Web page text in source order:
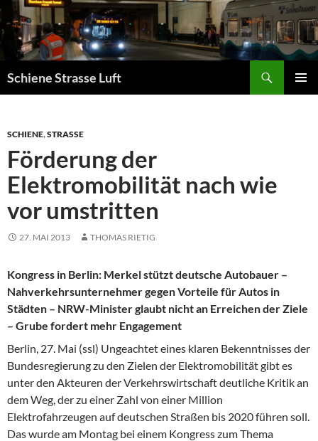
Zum
Inhalt
springen
Schiene Strasse Luft
SCHIENE,STRASSE
Förderung der
Elektromobilität nach wie
vor umstritten
27. MAI 2013 THOMAS RIETIG
Kongress in Berlin: Merkel stützt deutsche Autobauer –
Nahverkehrsunternehmer gegen Vorteile für Autos in
Städten – NRW-Minister glaubt nicht an Erreichen der Ziele
– Grube fordert mehr Engagement
Berlin, 27. Mai (ssl) Ungeachtet eines klaren Bekenntnisses der
Bundesregierung zu den Zielen der Elektromobilität gibt es
unter den Akteuren der Verkehrswirtschaft deutliche Kritik an
dem Weg, der zu einer Zahl von einer Million
Elektrofahrzeugen auf deutschen Straßen bis 2020 führen soll.
Das wurde am Montag bei einem Kongress zum Thema